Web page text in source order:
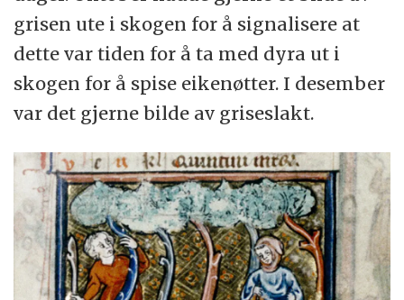
grisen ute i skogen for å signalisere at
dette var tiden for å ta med dyra ut i
skogen for å spise eikenøtter. I desember
var det gjerne bilde av griseslakt.